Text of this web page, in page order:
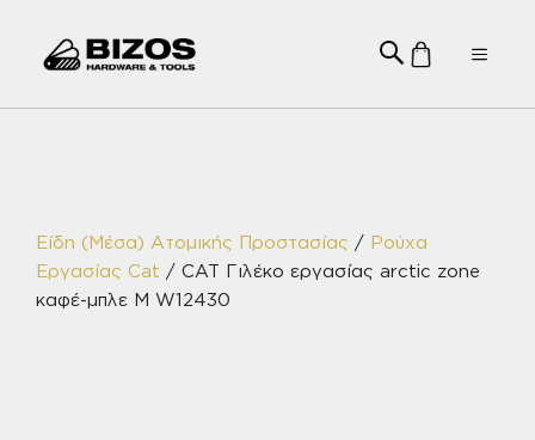
Menu
Είδη (Μέσα) Ατομικής Προστασίας / Ρούχα
Εργασίας Cat / CAT Γιλέκο εργασίας arctic zone
καφέ-μπλε M W12430